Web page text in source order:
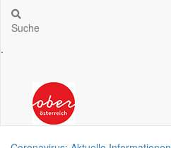
Suche
.